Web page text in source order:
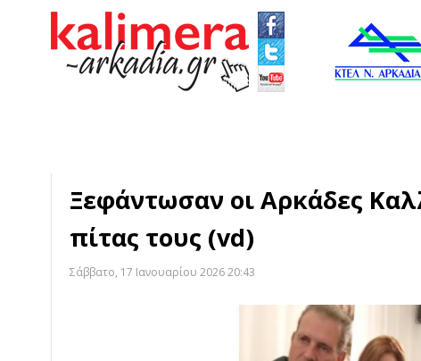
Ξεφάντωσαν οι Αρκάδες
πίτας τους (vd)
Σάββατο, 17 Ιανουαρίου 2026 20:43